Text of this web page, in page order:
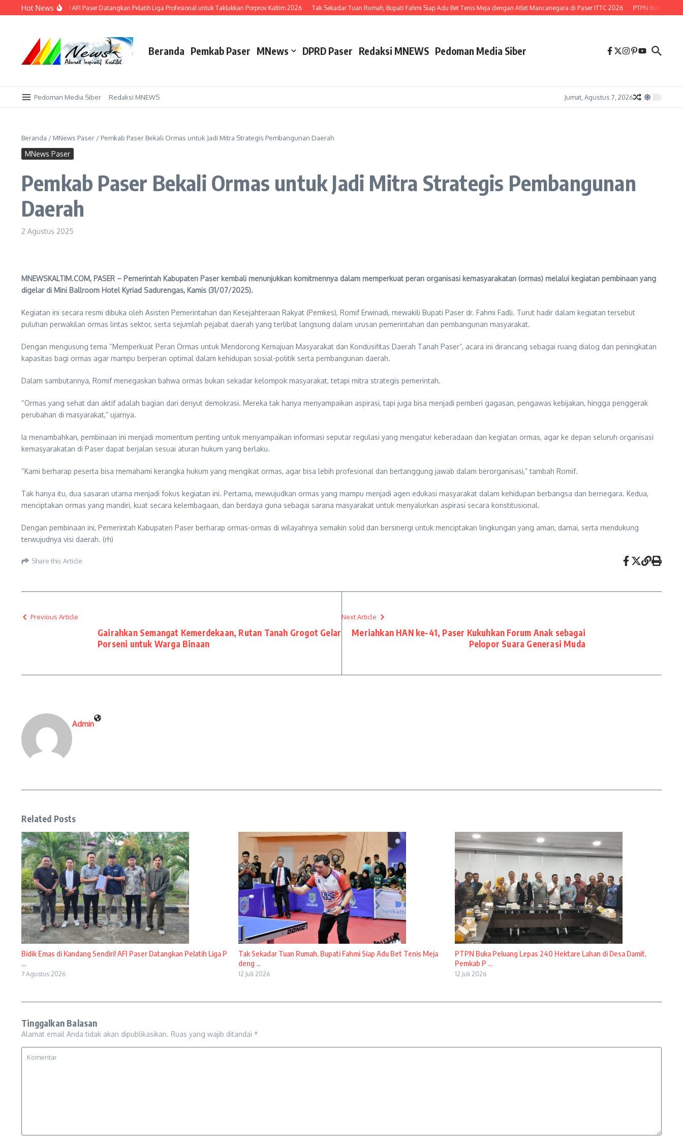
Lewati ke konten
Hot News
di Kandang Sendiri! AFI Paser Datangkan Pelatih Liga Profesional untuk Taklukkan Porprov Kaltim 2026 Tak Sekadar Tuan Rumah, Bupati Fahmi Siap Adu Bet Tenis Meja dengan Atlet Mancanegara di Paser ITTC 2026 PTPN Buka Peluang
Beranda Pemkab Paser MNews DPRD Paser Redaksi MNEWS Pedoman Media Siber
Pedoman Media Siber Redaksi MNEWS Jumat, Agustus 7, 2026
Beranda / MNews Paser / Pemkab Paser Bekali Ormas untuk Jadi Mitra Strategis Pembangunan Daerah
MNews Paser
Pemkab Paser Bekali Ormas untuk Jadi Mitra Strategis Pembangunan
Daerah
2 Agustus 2025
MNEWSKALTIM.COM, PASER – Pemerintah Kabupaten Paser kembali menunjukkan komitmennya dalam memperkuat peran organisasi kemasyarakatan (ormas) melalui kegiatan pembinaan yang
digelar di Mini Ballroom Hotel Kyriad Sadurengas, Kamis (31/07/2025).
Kegiatan ini secara resmi dibuka oleh Asisten Pemerintahan dan Kesejahteraan Rakyat (Pemkes), Romif Erwinadi, mewakili Bupati Paser dr. Fahmi Fadli. Turut hadir dalam kegiatan tersebut
puluhan perwakilan ormas lintas sektor, serta sejumlah pejabat daerah yang terlibat langsung dalam urusan pemerintahan dan pembangunan masyarakat.
Dengan mengusung tema “Memperkuat Peran Ormas untuk Mendorong Kemajuan Masyarakat dan Kondusifitas Daerah Tanah Paser”, acara ini dirancang sebagai ruang dialog dan peningkatan
kapasitas bagi ormas agar mampu berperan optimal dalam kehidupan sosial-politik serta pembangunan daerah.
Dalam sambutannya, Romif menegaskan bahwa ormas bukan sekadar kelompok masyarakat, tetapi mitra strategis pemerintah.
“Ormas yang sehat dan aktif adalah bagian dari denyut demokrasi. Mereka tak hanya menyampaikan aspirasi, tapi juga bisa menjadi pemberi gagasan, pengawas kebijakan, hingga penggerak
perubahan di masyarakat,” ujarnya.
Ia menambahkan, pembinaan ini menjadi momentum penting untuk menyampaikan informasi seputar regulasi yang mengatur keberadaan dan kegiatan ormas, agar ke depan seluruh organisasi
kemasyarakatan di Paser dapat berjalan sesuai aturan hukum yang berlaku.
“Kami berharap peserta bisa memahami kerangka hukum yang mengikat ormas, agar bisa lebih profesional dan bertanggung jawab dalam berorganisasi,” tambah Romif.
Tak hanya itu, dua sasaran utama menjadi fokus kegiatan ini. Pertama, mewujudkan ormas yang mampu menjadi agen edukasi masyarakat dalam kehidupan berbangsa dan bernegara. Kedua,
menciptakan ormas yang mandiri, kuat secara kelembagaan, dan berdaya guna sebagai sarana masyarakat untuk menyalurkan aspirasi secara konstitusional.
Dengan pembinaan ini, Pemerintah Kabupaten Paser berharap ormas-ormas di wilayahnya semakin solid dan bersinergi untuk menciptakan lingkungan yang aman, damai, serta mendukung
terwujudnya visi daerah. (rh)
Share this Article
Previous Article
Gairahkan Semangat Kemerdekaan, Rutan Tanah Grogot Gelar
Porseni untuk Warga Binaan
Next Article
Meriahkan HAN ke-41, Paser Kukuhkan Forum Anak sebagai
Pelopor Suara Generasi Muda
Admin
Related Posts
Bidik Emas di Kandang Sendiri! AFI Paser Datangkan Pelatih Liga P
...
7 Agustus 2026
Tak Sekadar Tuan Rumah, Bupati Fahmi Siap Adu Bet Tenis Meja
deng ...
12 Juli 2026
PTPN Buka Peluang Lepas 240 Hektare Lahan di Desa Damit,
Pemkab P ...
12 Juli 2026
Tinggalkan Balasan
Alamat email Anda tidak akan dipublikasikan. Ruas yang wajib ditandai *